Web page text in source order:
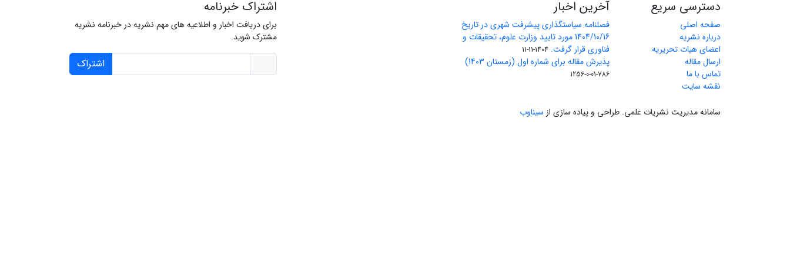
دسترسی سریع
صفحه اصلی
درباره نشریه
اعضای هیات تحریریه
ارسال مقاله
تماس با ما
نقشه سایت
آخرین اخبار
فصلنامه سیاستگذاری پیشرفت شهری در تاریخ
1404/10/16 مورد تایید وزارت علوم، تحقیقات و
فناوری قرار گرفت. 1404-11-11
پذیرش مقاله برای شماره اول (زمستان 1403)
786-01-0-1256
اشتراک خبرنامه
برای دریافت اخبار و اطلاعیه های مهم نشریه در خبرنامه نشریه
مشترک شوید.
اشتراک
سامانه مدیریت نشریات علمی. طراحی و پیاده سازی از سیناوب